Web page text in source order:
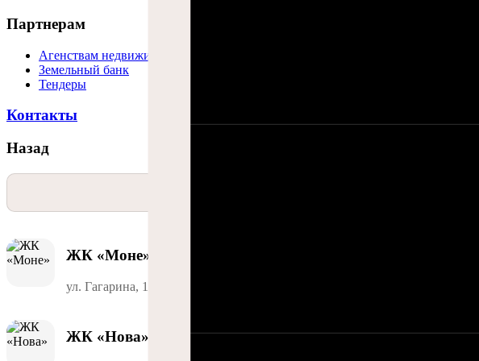
Партнерам
Агенствам недвижимости
Земельный банк
Тендеры
Контакты
Назад
ЖК «Моне»
ул. Гагарина, 141
ЖК «Нова»